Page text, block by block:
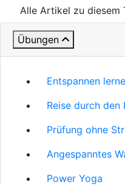
Alle Artikel zu diesem
Übungen
Entspannen
Reise durch den
Prüfung ohne
Angespanntes
Power Yoga